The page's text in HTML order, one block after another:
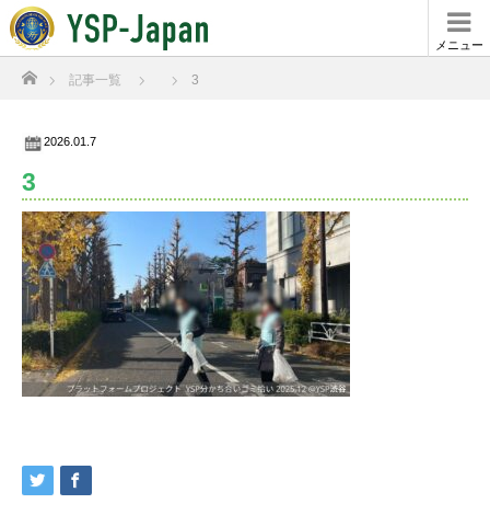
メニュー
ホーム
記事一覧 3
2026.01.7
3